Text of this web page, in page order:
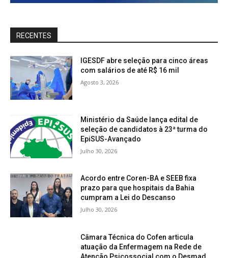
RECENTES
IGESDF abre seleção para cinco áreas
com salários de até R$ 16 mil
Agosto 3, 2026
Ministério da Saúde lança edital de
seleção de candidatos à 23ª turma do
EpiSUS-Avançado
Julho 30, 2026
Acordo entre Coren-BA e SEEB fixa
prazo para que hospitais da Bahia
cumpram a Lei do Descanso
Julho 30, 2026
Câmara Técnica do Cofen articula
atuação da Enfermagem na Rede de